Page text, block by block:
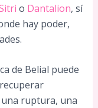
o Dantalion, sí
hay poder,
de Belial puede
una ruptura, una